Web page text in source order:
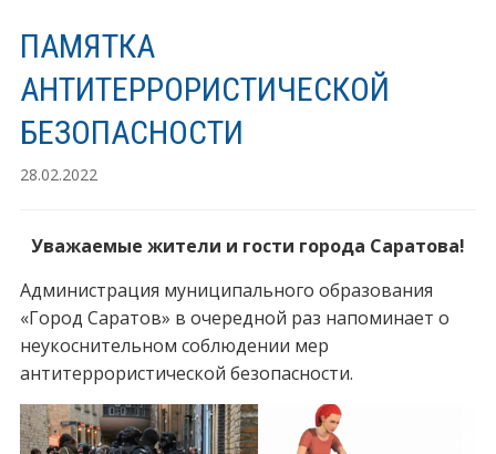
ПАМЯТКА
АНТИТЕРРОРИСТИЧЕСКОЙ
БЕЗОПАСНОСТИ
28.02.2022
Уважаемые жители и гости города Саратова!
Администрация муниципального образования
«Город Саратов» в очередной раз напоминает о
неукоснительном соблюдении мер
антитеррористической безопасности.